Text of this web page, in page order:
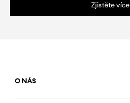
Zjistěte více
O NÁS